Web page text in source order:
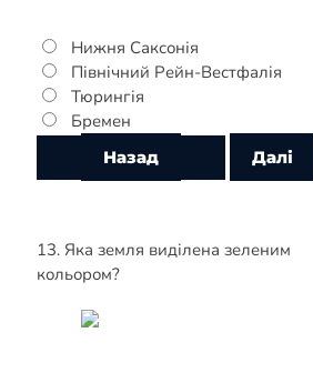
Нижня Саксонія
Північний Рейн-Вестфалія
Тюрингія
Бремен
13. Яка земля виділена зеленим
кольором?